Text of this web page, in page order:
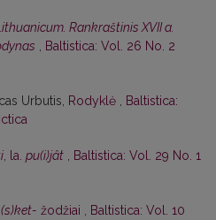
Rankraštinis XVII a.
, Baltistica: Vol. 26 No. 2
Urbutis, Rodyklė , Baltistica:
, la. pu(i)jât , Baltistica: Vol. 29 No. 1
(s)ket- žodžiai , Baltistica: Vol. 10